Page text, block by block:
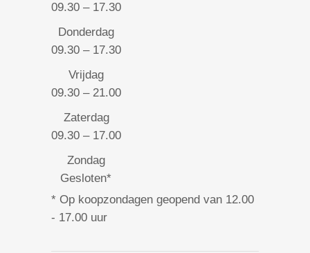
09.30 – 17.30
Donderdag
09.30 – 17.30
Vrijdag
09.30 – 21.00
Zaterdag
09.30 – 17.00
Zondag
Gesloten*
* Op koopzondagen geopend van 12.00
- 17.00 uur